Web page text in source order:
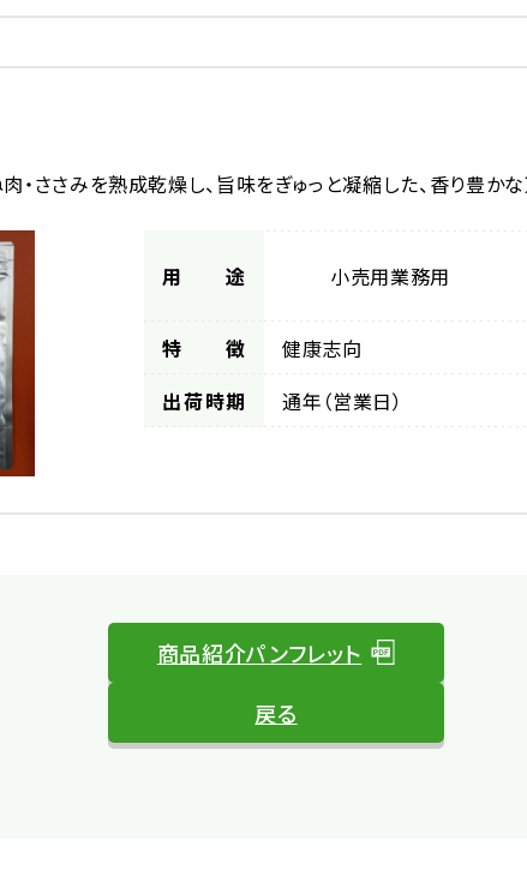
・ささみを熟成乾燥し、旨味をぎゅっと凝縮した、香り豊か
用途 小売用業務用
特徴
健康志向
出荷時期
通年（営業日）
商品紹介パンフレット
戻る